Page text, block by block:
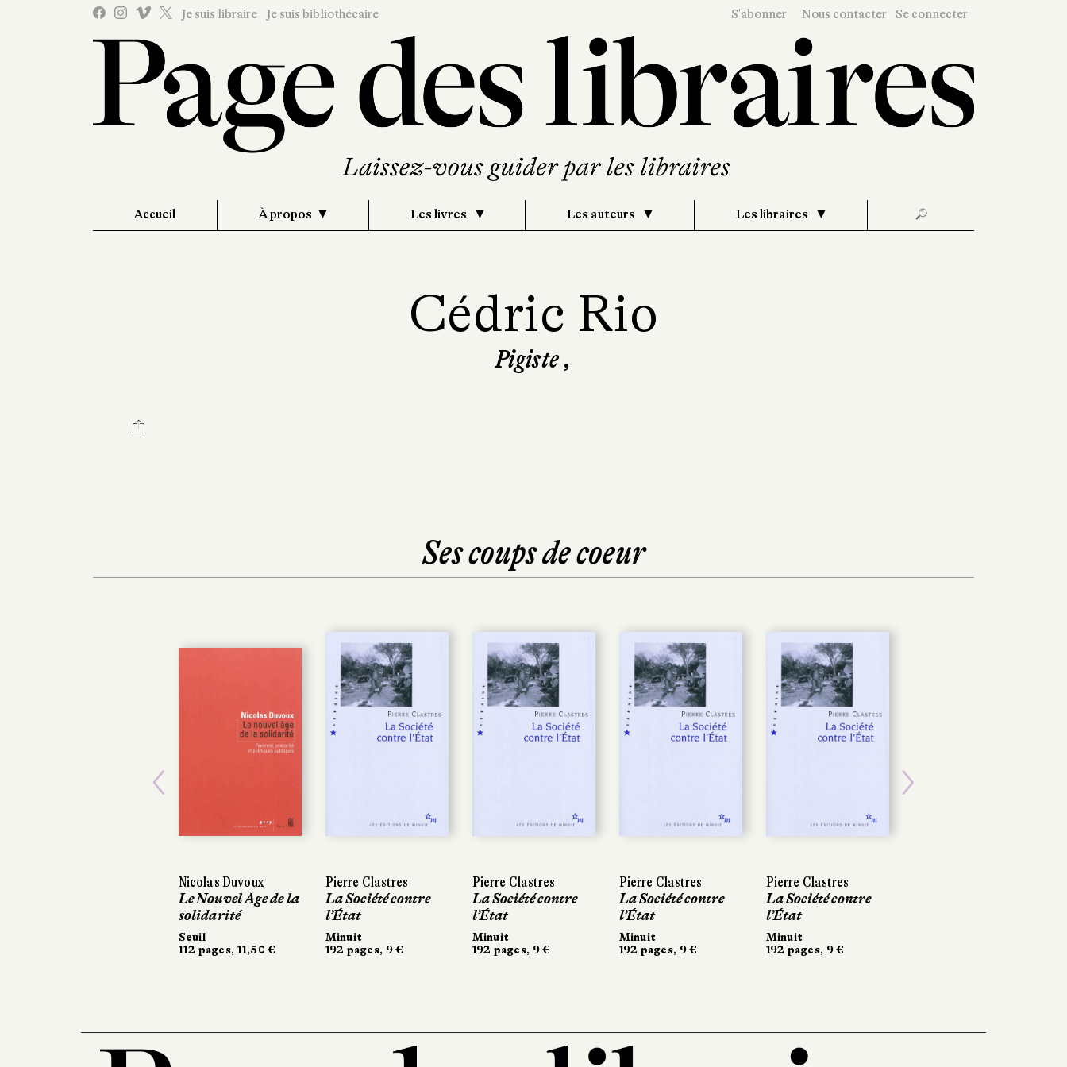
Je suis libraire Je suis bibliothécaire S'abonner Nous contacter Se connecter
Accueil À propos Les livres Les auteurs Les libraires 🔎
Cédric Rio
Pigiste ,
Ses coups de coeur
Nicolas Duvoux
Le Nouvel Âge de la
solidarité
Seuil
112 pages, 11,50 €
Pierre Clastres
La Société contre
l’État
Minuit
192 pages, 9 €
Pierre Clastres
La Société contre
l’État
Minuit
192 pages, 9 €
Pierre Clastres
La Société contre
l’État
Minuit
192 pages, 9 €
Pierre Clastres
La Société contre
l’État
Minuit
192 pages, 9 €
Previous